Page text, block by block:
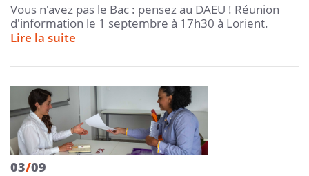
Vous n'avez pas le Bac : pensez au DAEU ! Réunion
d'information le 1 septembre à 17h30 à Lorient.
Lire la suite
03/09